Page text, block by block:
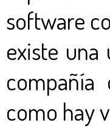
software
existe una
como hay